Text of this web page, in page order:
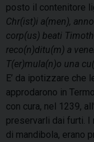
posto il contenitore
Chr(ist)i a(men),
corp(us) beati
reco(n)ditu(m) a
T(er)mula(n)o una
E’ da ipotizzare che
approdarono in
con cura, nel 1239,
preservarli dai furti.
di mandibola, erano